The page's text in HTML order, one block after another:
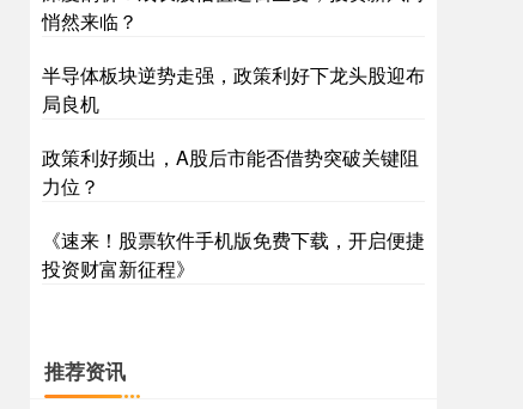
沪深300
悄然来临？
半导体板块逆势走强，政策利好下龙头股迎布
局良机
政策利好频出，A股后市能否借势突破关键阻
力位？
《速来！股票软件手机版免费下载，开启便捷
投资财富新征程》
推荐资讯